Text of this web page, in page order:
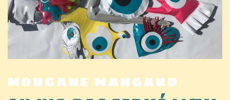
MORGANE MANGARD